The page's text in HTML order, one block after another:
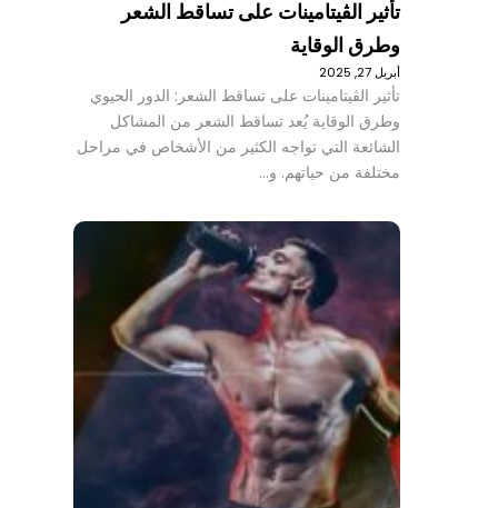
تأثير الڤيتامينات على تساقط الشعر
وطرق الوقاية
أبريل 27, 2025
تأثير الڤيتامينات على تساقط الشعر: الدور الحيوي
وطرق الوقاية يُعد تساقط الشعر من المشاكل
الشائعة التي تواجه الكثير من الأشخاص في مراحل
مختلفة من حياتهم. و…